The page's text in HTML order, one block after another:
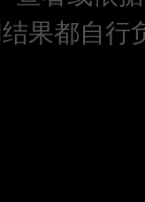
果都自行